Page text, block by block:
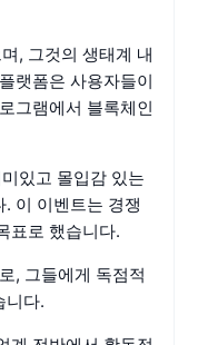
, 그것의 생태계 내
랫폼은 사용자들이
그램에서 블록체인
있고 몰입감 있는
이 이벤트는 경쟁
표로 했습니다.
, 그들에게 독점적
니다.